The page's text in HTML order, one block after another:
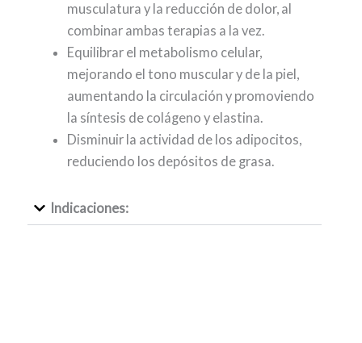
musculatura y la reducción de dolor, al
combinar ambas terapias a la vez.
Equilibrar el metabolismo celular,
mejorando el tono muscular y de la piel,
aumentando la circulación y promoviendo
la síntesis de colágeno y elastina.
Disminuir la actividad de los adipocitos,
reduciendo los depósitos de grasa.
Indicaciones: